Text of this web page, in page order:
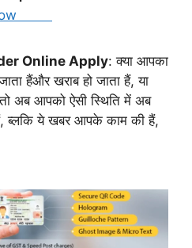
Online Apply: क्या आपका
हैंऔर खराब हो जाता हैं, या
अब आपको ऐसी स्थिति में अब
ब्लकि ये खबर आपके काम की हैं,